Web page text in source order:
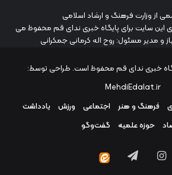
از وزارت فرهنگ و ارشاد اسلامی
این سایت برای پایگاه خبری ندای قم محفوظ می
و مدیر مسئول: روح اله کرمانی جمکرانی
خبری ندای قم محفوظ است. طراحی توسط:
MehdiEdalat.ir
فرهنگ و هنر اجتماعی ورزش
یادداشت
حوزه علمیه گفت‌وگو
اینستاگرامتلگرام